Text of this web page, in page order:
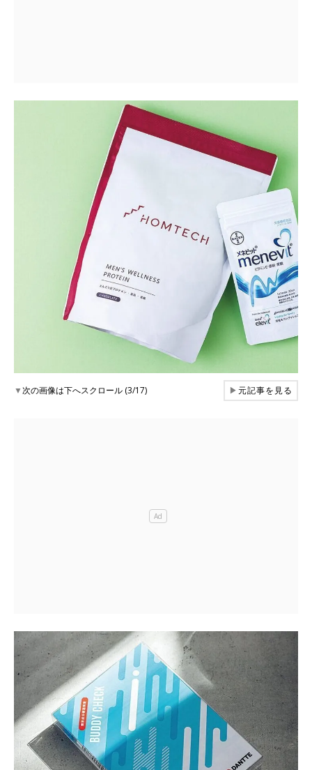
▼次の画像は下へスクロール (3/17) ▶元記事を見る